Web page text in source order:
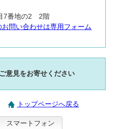
7番地の2 2階
問い合わせは専用フォーム
意見をお寄せください
トップページへ戻る
スマートフォン